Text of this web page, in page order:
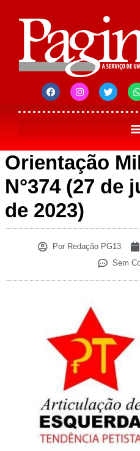
Orientação
N°374 (27 de
de 2023)
PorRedação PG13
Sem